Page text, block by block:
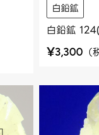
白鉛鉱
白鉛鉱
¥3,300 （